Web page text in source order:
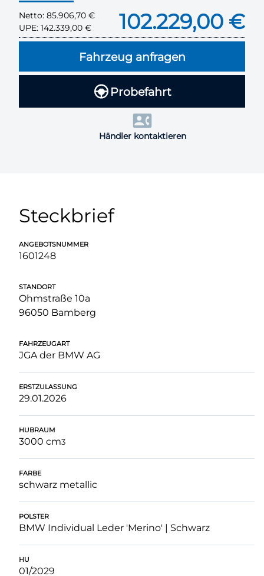
Netto: 85.906,70 €
UPE: 142.339,00 € 102.229,00 €
Fahrzeug anfragen
Probefahrt
Händler kontaktieren
Steckbrief
ANGEBOTSNUMMER
1601248
STANDORT
Ohmstraße 10a
96050 Bamberg
FAHRZEUGART
JGA der BMW AG
ERSTZULASSUNG
29.01.2026
HUBRAUM
3000 cm3
FARBE
schwarz metallic
POLSTER
BMW Individual Leder 'Merino' | Schwarz
HU
01/2029